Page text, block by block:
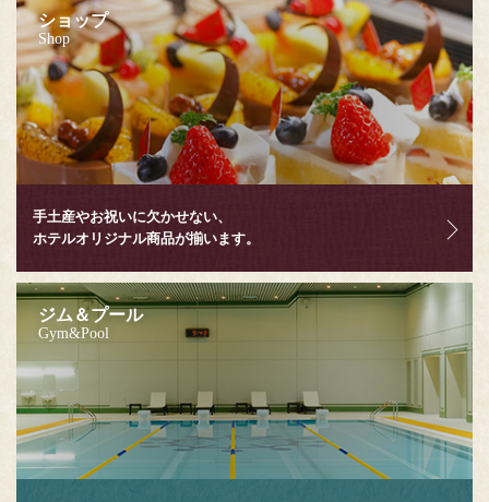
ショップ
Shop
手土産やお祝いに欠かせない、
ホテルオリジナル商品が揃います。
ジム＆プール
Gym&Pool